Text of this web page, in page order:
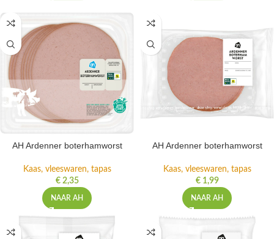
AH Ardenner boterhamworst
Kaas, vleeswaren, tapas
€2,35
NAAR AH
AH Ardenner boterhamworst
Kaas, vleeswaren, tapas
€1,99
NAAR AH